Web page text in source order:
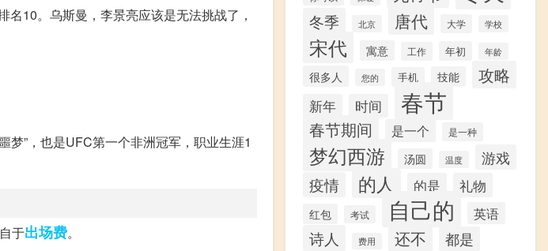
10。乌斯曼，李景亮应该是无法挑战了，
梦”，也是UFC第一个非洲冠军，职业生涯1
于出场费。
冬季 北京 唐代 大学 学校
宋代 寓意 工作 年初 年龄
很多人 您的 手机 技能 攻略
新年 时间 春节
春节期间 是一个 是一种
梦幻西游 汤圆 温度
游戏
疫情
的人 的是 礼物
红包 考试 自己的 英语
诗人 费用 还不 都是